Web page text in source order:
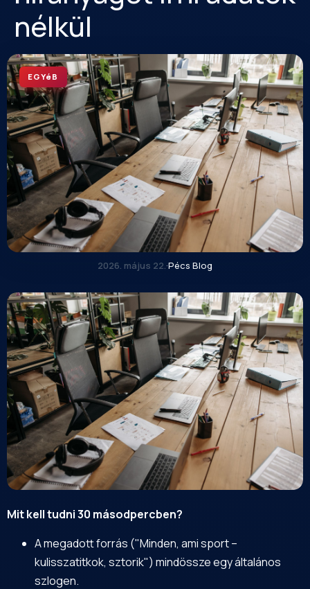
nélkül
EGYéB
2026. május 22.·Pécs Blog
Mit kell tudni 30 másodpercben?
A megadott forrás ("Minden, ami sport –
kulisszatitkok, sztorik") mindössze egy általános
szlogen.